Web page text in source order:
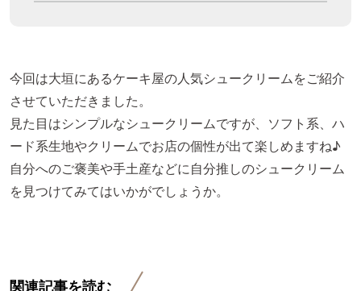
今回は大垣にあるケーキ屋の人気シュークリームをご紹介
させていただきました。
見た目はシンプルなシュークリームですが、ソフト系、ハ
ード系生地やクリームでお店の個性が出て楽しめますね♪
自分へのご褒美や手土産などに自分推しのシュークリーム
を見つけてみてはいかがでしょうか。
関連記事を読む